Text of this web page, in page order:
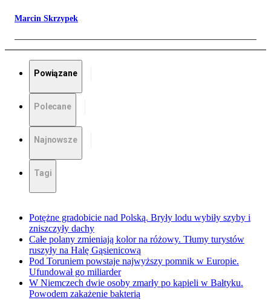
Marcin Skrzypek
Powiązane
Polecane
Najnowsze
Tagi
Potężne gradobicie nad Polską. Bryły lodu wybiły szyby i
zniszczyły dachy
Całe polany zmieniają kolor na różowy. Tłumy turystów
ruszyły na Halę Gąsienicową
Pod Toruniem powstaje najwyższy pomnik w Europie.
Ufundował go miliarder
W Niemczech dwie osoby zmarły po kąpieli w Bałtyku.
Powodem zakażenie bakterią